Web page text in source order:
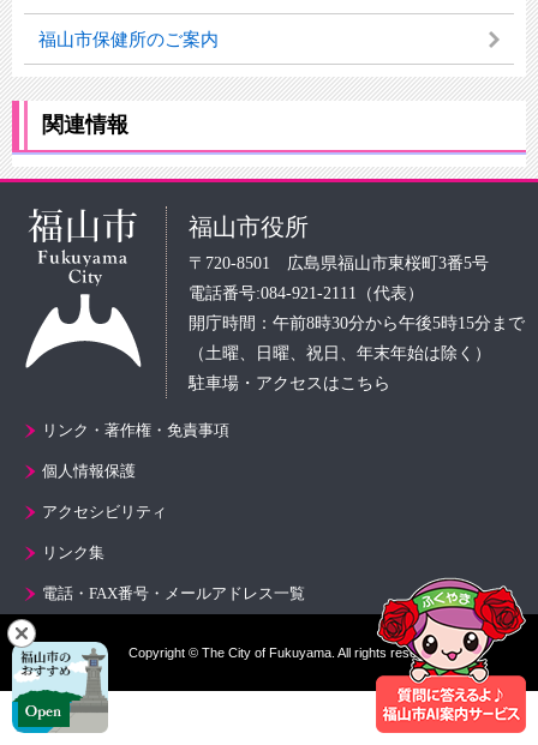
福山市保健所のご案内
関連情報
福山市役所
〒720-8501 広島県福山市東桜町3番5号
電話番号:084-921-2111（代表）
開庁時間：午前8時30分から午後5時15分まで
（土曜、日曜、祝日、年末年始は除く）
駐車場・アクセスはこちら
リンク・著作権・免責事項
個人情報保護
アクセシビリティ
リンク集
電話・FAX番号・メールアドレス一覧
Copyright © The City of Fukuyama. All rights reserved.